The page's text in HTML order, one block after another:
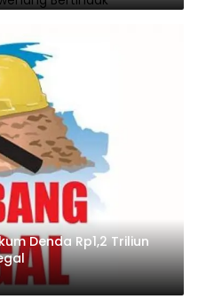
Denda Rp1,2 Triliun